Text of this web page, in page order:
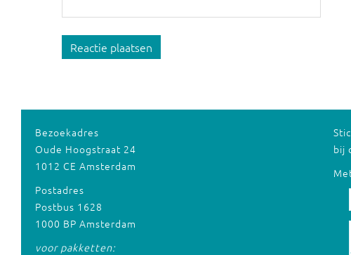
Reactie plaatsen
Bezoekadres
Oude Hoogstraat 24
1012 CE Amsterdam
Postadres
Postbus 1628
1000 BP Amsterdam
voor pakketten:
bij